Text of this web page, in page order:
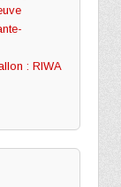
: RIWA